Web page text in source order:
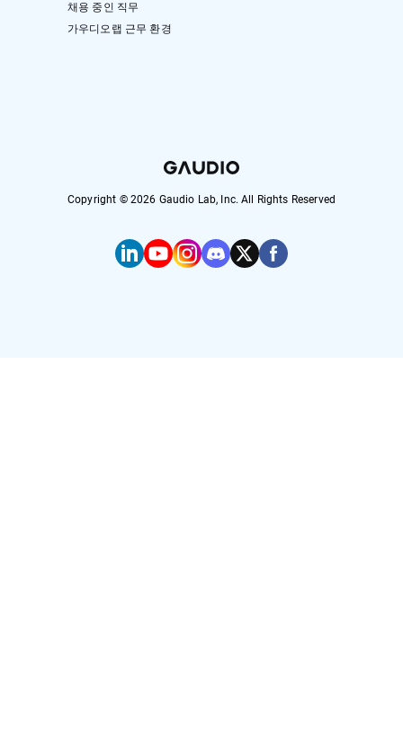
채용 중인 직무
가우디오랩 근무 환경
Copyright © 2026 Gaudio Lab, Inc. All Rights Reserved